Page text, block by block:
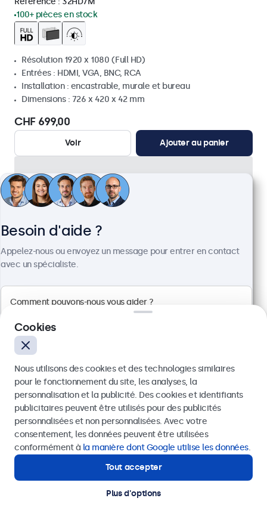
100+ pièces en stock
Résolution 1920 x 1080 (Full HD)
Entrées : HDMI, VGA, BNC, RCA
Installation : encastrable, murale et bureau
Dimensions : 726 x 420 x 42 mm
CHF 699,00
Voir Ajouter au panier
Écran Tactile 10 Pouces
Référence :
100+ pièces en stock
Écran tactile Full HD multipoint
Entrées : HDMI, DisplayPort, USB-C, VGA
Installation : murale, bureau
Dimensions : 242 x 169 x 34 mm
CHF 429,00
Ajouter au panier
Besoin d'aide ?
Appelez-nous ou envoyez un message pour entrer en contact
avec un spécialiste.
Envoyer
Ou appelez-nous au+41 43 50 80 772
Contactez nos spécialistes.
Cookies
Nous utilisons des cookies et des technologies similaires
pour le fonctionnement du site, les analyses, la
personnalisation et la publicité. Des cookies et identifiants
publicitaires peuvent être utilisés pour des publicités
personnalisées et non personnalisées. Avec votre
consentement, les données peuvent être utilisées
conformément à la manière dont Google utilise les données.
Tout accepter
Plus d'options